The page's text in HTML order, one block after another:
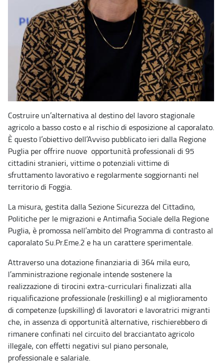
Costruire un’alternativa al destino del lavoro stagionale
agricolo a basso costo e al rischio di esposizione al caporalato.
È questo l’obiettivo dell’Avviso pubblicato ieri dalla Regione
Puglia per offrire nuove opportunità professionali di 95
cittadini stranieri, vittime o potenziali vittime di
sfruttamento lavorativo e regolarmente soggiornanti nel
territorio di Foggia.
La misura, gestita dalla Sezione Sicurezza del Cittadino,
Politiche per le migrazioni e Antimafia Sociale della Regione
Puglia, è promossa nell’ambito del Programma di contrasto al
caporalato Su.Pr.Eme.2 e ha un carattere sperimentale.
Attraverso una dotazione finanziaria di 364 mila euro,
l’amministrazione regionale intende sostenere la
realizzazione di tirocini extra-curriculari finalizzati alla
riqualificazione professionale (reskilling) e al miglioramento
di competenze (upskilling) di lavoratori e lavoratrici migranti
che, in assenza di opportunità alternative, rischierebbero di
rimanere confinati nel circuito del bracciantato agricolo
illegale, con effetti negativi sul piano personale,
professionale e salariale.